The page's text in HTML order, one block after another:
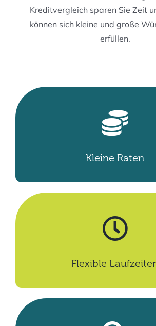
Kreditvergleich sparen Sie Zeit
können sich kleine und große
erfüllen.
Kleine Raten
Flexible